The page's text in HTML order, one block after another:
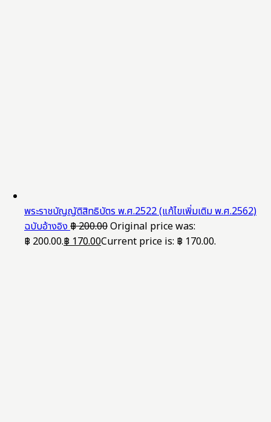
พระราชบัญญัติสิทธิบัตร พ.ศ.2522 (แก้ไขเพิ่มเติม พ.ศ.2562)
ฉบับอ้างอิง฿200.00Original price was:
฿ 200.00.฿170.00Current price is: ฿ 170.00.